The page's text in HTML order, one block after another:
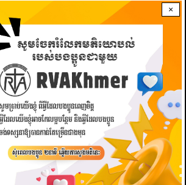
×
STAY CONNECTED WITH US!